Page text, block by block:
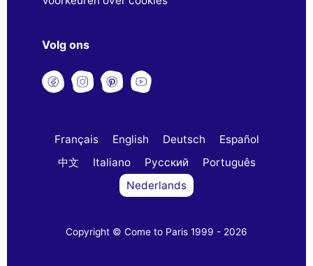
Volg ons
Français English Deutsch
Español
中文
Italiano Русский
Português
Nederlands
Copyright © Come to Paris 1999 - 2026